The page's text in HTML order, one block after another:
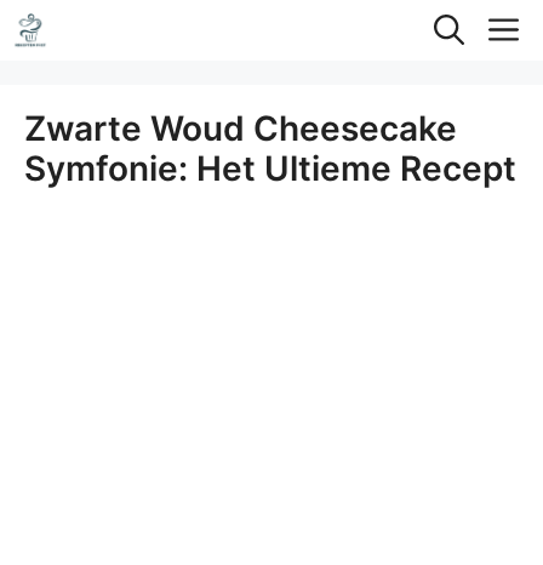
Ga
naar
inhoud
Zwarte Woud Cheesecake
Symfonie: Het Ultieme Recept